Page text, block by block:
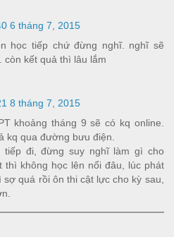
6 tháng 7, 2015
học tiếp chứ đừng nghĩ. nghĩ sẽ
còn kết quả thì lâu lắm
8 tháng 7, 2015
khoảng tháng 9 sẽ có kq online.
kq qua đường bưu điện.
tiếp đi, đừng suy nghĩ làm gì cho
thì không học lên nổi đâu, lúc phát
quá rồi ôn thi cật lực cho kỳ sau,